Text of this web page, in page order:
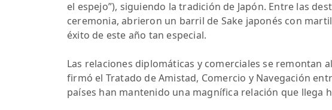
el espejo”), siguiendo la tradición de Japón. Entre las
ceremonia, abrieron un barril de Sake japonés con
éxito de este año tan especial.
Las relaciones diplomáticas y comerciales se remontan
firmó el Tratado de Amistad, Comercio y Navegación
países han mantenido una magnífica relación que llega